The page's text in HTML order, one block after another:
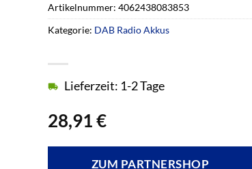
28,91€
Lieferzeit: 1-2 Tage
ZUM PARTNERSHOP
Artikelnummer:4062438083853
Kategorie: DAB Radio Akkus